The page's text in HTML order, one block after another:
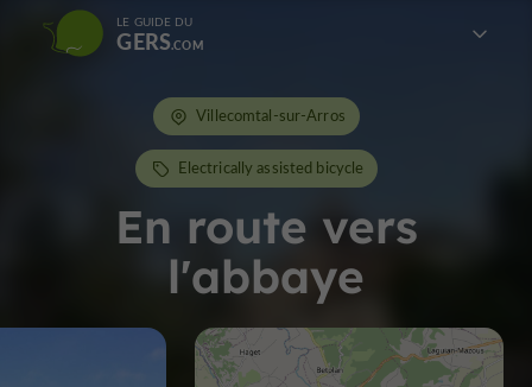
LE GUIDE DU
GERS
En route vers
l'abbaye
Villecomtal-sur-Arros
Electrically assisted bicycle